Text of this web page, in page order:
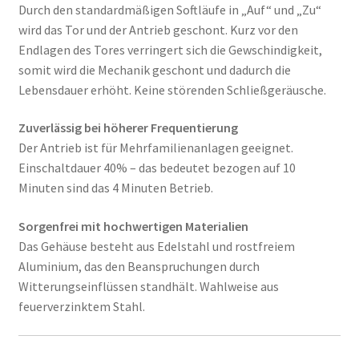
Durch den standardmäßigen Softläufe in „Auf“ und „Zu“
wird das Tor und der Antrieb geschont. Kurz vor den
Endlagen des Tores verringert sich die Gewschindigkeit,
somit wird die Mechanik geschont und dadurch die
Lebensdauer erhöht. Keine störenden Schließgeräusche.
Zuverlässig bei höherer Frequentierung
Der Antrieb ist für Mehrfamilienanlagen geeignet.
Einschaltdauer 40% – das bedeutet bezogen auf 10
Minuten sind das 4 Minuten Betrieb.
Sorgenfrei mit hochwertigen Materialien
Das Gehäuse besteht aus Edelstahl und rostfreiem
Aluminium, das den Beanspruchungen durch
Witterungseinflüssen standhält. Wahlweise aus
feuerverzinktem Stahl.